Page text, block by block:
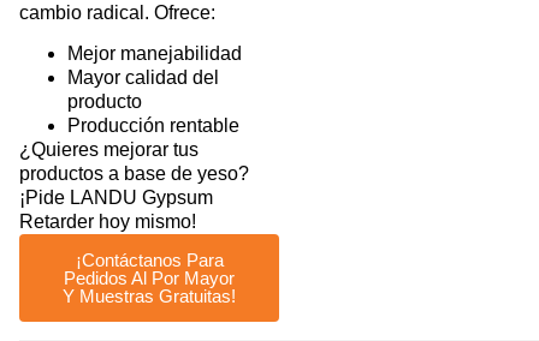
cambio radical. Ofrece:
Mejor manejabilidad
Mayor calidad del
producto
Producción rentable
¿Quieres mejorar tus
productos a base de yeso?
¡Pide LANDU Gypsum
Retarder hoy mismo!
¡Contáctanos Para
Pedidos Al Por Mayor
Y Muestras Gratuitas!